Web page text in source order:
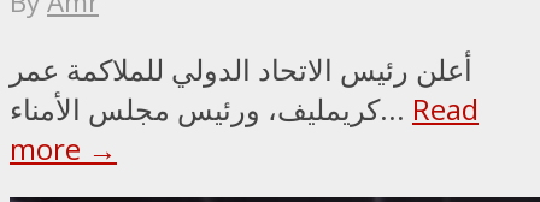
أعلن رئيس الاتحاد الدولي للملاكمة عمر
كريمليف، ورئيس مجلس الأمناء... Read
more →